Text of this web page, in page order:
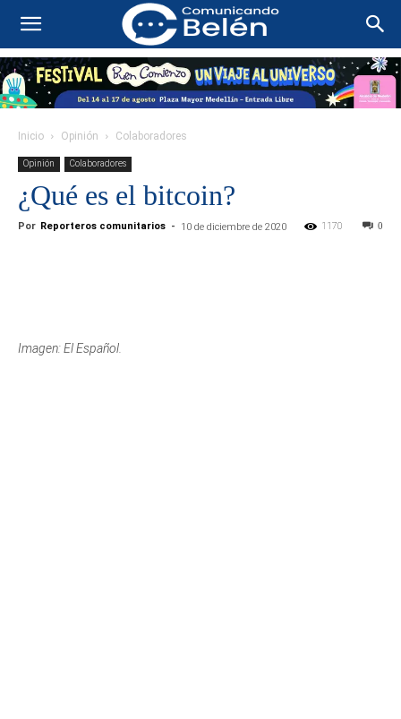
Inicio Opinión Colaboradores
Opinión Colaboradores
¿Qué es el bitcoin?
Por Reporteros comunitarios - 10 de diciembre de 2020 0
1170
Imagen: El Español.